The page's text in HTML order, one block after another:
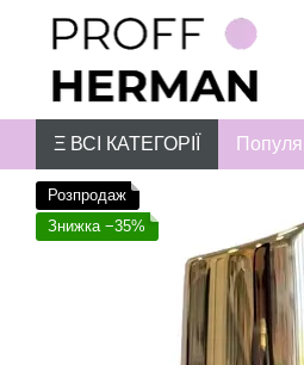
Перейти до основного контенту
Ξ ВСІ КАТЕГОРІЇ
Розпродаж
Знижка −35%